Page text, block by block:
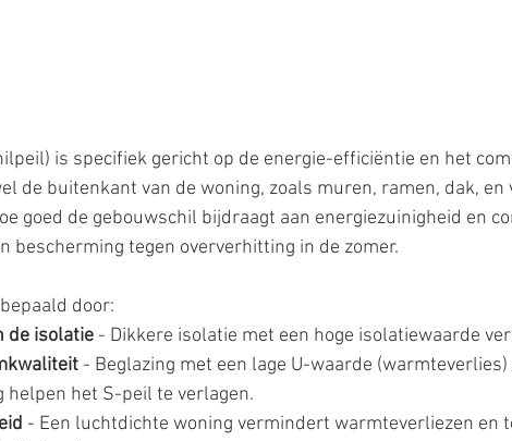
is specifiek gericht op de energie-efficiëntie en het
de buitenkant van de woning, zoals muren, ramen, dak, en
goed de gebouwschil bijdraagt aan energiezuinigheid en
bescherming tegen oververhitting in de zomer.
door:
de isolatie - Dikkere isolatie met een hoge isolatiewaarde
- Beglazing met een lage U-waarde (warmteverlies)
helpen het S-peil te verlagen.
- Een luchtdichte woning vermindert warmteverliezen en